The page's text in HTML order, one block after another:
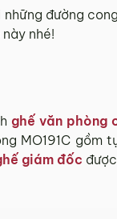
đường
nhé!
ghế văn phòng
MO191C gồm
giám đốc
đơn hàng và giao
0942 902